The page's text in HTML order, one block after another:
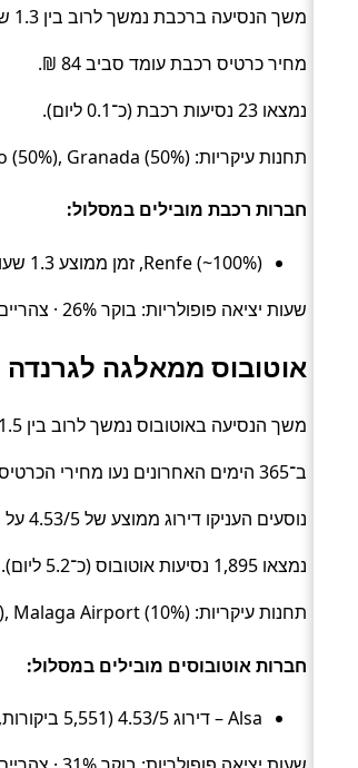
משך הנסיעה ברכבת נמשך לרוב בין 1.3 שעות ל־1.3 שעות (בממוצע כ־1.3 שעות) (Train).
מחיר כרטיס רכבת עומד סביב 84 ₪.
נמצאו 23 נסיעות רכבת (כ־0.1 ליום).
תחנות עיקריות: Malaga Maria Zambrano (50%), Granada (50%).
חברות רכבת מובילים במסלול:
Renfe (~100%), זמן ממוצע 1.3 שעות, מחיר ממוצע ~84 ₪
שעות יציאה פופולריות: בוקר 26% · צהריים 30% · ערב 43% · לילה 0%.
אוטובוס ממאלגה לגרנדה
משך הנסיעה באוטובוס נמשך לרוב בין 1.5 שעות ל־2.5 שעות (בממוצע כ־1.9 שעות) (Bus).
ב־365 הימים האחרונים נעו מחירי הכרטיסים בין 56 ל־81 ₪ (ממוצע כ־70 ₪).
נוסעים העניקו דירוג ממוצע של 4.53/5 על בסיס 5,551 חוות דעת.
נמצאו 1,895 נסיעות אוטובוס (כ־5.2 ליום).
תחנות עיקריות: Granada Bus Station (50%), Malaga Bus Station (40%), Malaga Airport (10%).
חברות אוטובוסים מובילים במסלול:
Alsa – דירוג 4.53/5 (5,551 ביקורות, ~100%), זמן ממוצע 1.9 שעות, מחיר ממוצע ~70 ₪